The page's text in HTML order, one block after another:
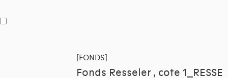
[FONDS]
Fonds Resseler , cote 1_RESSE